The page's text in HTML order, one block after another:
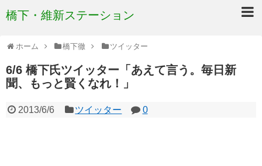
橋下・維新ステーション
ホーム 橋下徹 ツイッター
6/6 橋下氏ツイッター「あえて言う。毎日新
聞、もっと賢くなれ！」
2013/6/6 ツイッター 0